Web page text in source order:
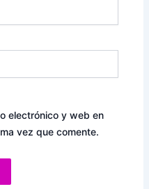
electrónico y web en
vez que comente.